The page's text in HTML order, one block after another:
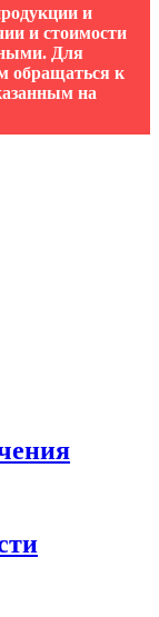
и
и стоимости
Для
обращаться к
на